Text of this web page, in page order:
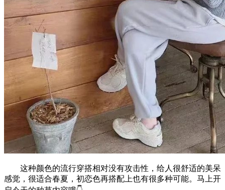
这种颜色的流行穿搭相对没有攻击性，给人很舒适的美呆
感觉，很适合春夏，初恋色再搭配上也有很多种可能。马上开